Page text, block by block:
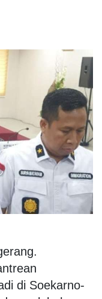
di Soekarno-